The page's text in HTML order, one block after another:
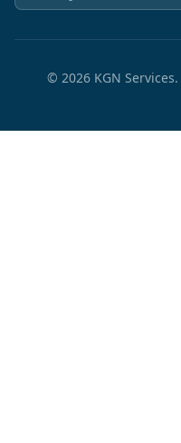
© 2026 KGN Services.